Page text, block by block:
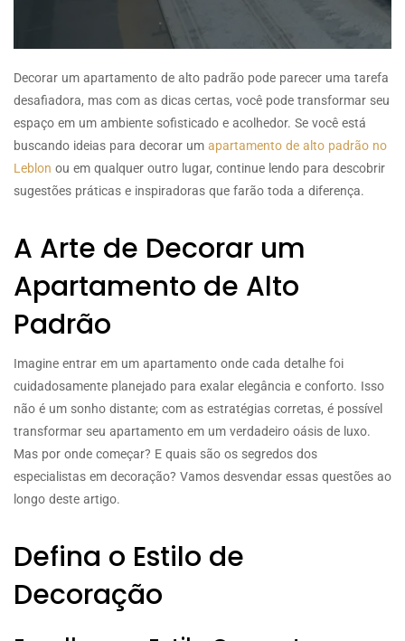
Decorar um apartamento de alto padrão pode parecer uma tarefa
desafiadora, mas com as dicas certas, você pode transformar seu
espaço em um ambiente sofisticado e acolhedor. Se você está
buscando ideias para decorar um apartamento de alto padrão no
Leblon ou em qualquer outro lugar, continue lendo para descobrir
sugestões práticas e inspiradoras que farão toda a diferença.
A Arte de Decorar um
Apartamento de Alto
Padrão
Imagine entrar em um apartamento onde cada detalhe foi
cuidadosamente planejado para exalar elegância e conforto. Isso
não é um sonho distante; com as estratégias corretas, é possível
transformar seu apartamento em um verdadeiro oásis de luxo.
Mas por onde começar? E quais são os segredos dos
especialistas em decoração? Vamos desvendar essas questões ao
longo deste artigo.
Defina o Estilo de
Decoração